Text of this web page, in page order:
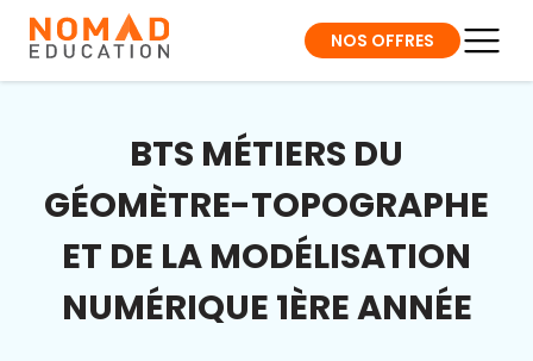
NOS OFFRES
BTS MÉTIERS DU
GÉOMÈTRE-TOPOGRAPHE
ET DE LA MODÉLISATION
NUMÉRIQUE 1ÈRE ANNÉE